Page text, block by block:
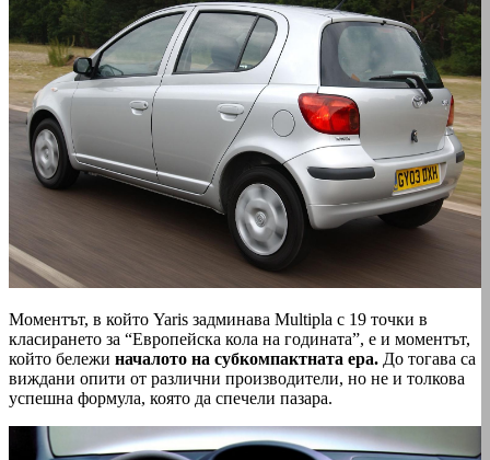
Моментът, в който Yaris задминава Multipla с 19 точки в
класирането за “Европейска кола на годината”, е и моментът,
който бележи началото на субкомпактната ера. До тогава са
виждани опити от различни производители, но не и толкова
успешна формула, която да спечели пазара.